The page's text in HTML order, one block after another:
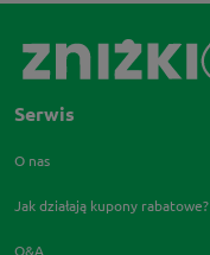
Serwis
O nas
Jak działają kupony rabatowe?
Q&A